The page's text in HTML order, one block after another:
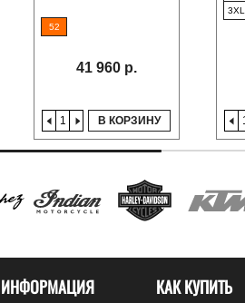
52
41 960 р.
В КОРЗИНУ
3XL
ИНФОРМАЦИЯ КАК КУПИТЬ